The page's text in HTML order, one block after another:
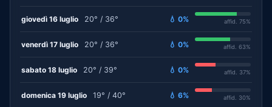
giovedì 16 luglio 20° / 36° 💧 0% affid. 75%
venerdì 17 luglio 20° / 36° 💧 0% affid. 63%
sabato 18 luglio 20° / 39° 💧 0% affid. 37%
domenica 19 luglio 19° / 40° 💧 6% affid. 30%